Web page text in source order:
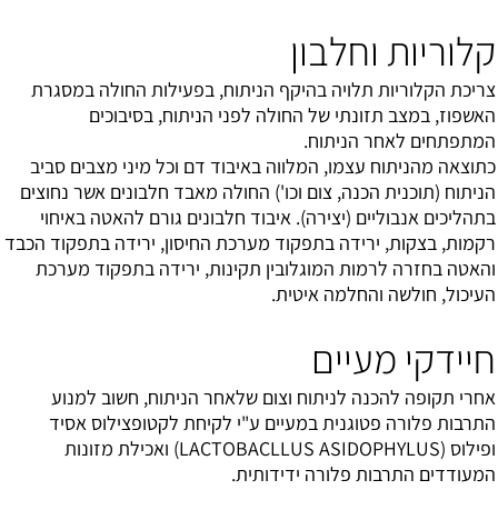
קלוריות וחלבון
צריכת הקלוריות תלויה בהיקף הניתוח, בפעילות החולה במסגרת
האשפוז, במצב תזונתי של החולה לפני הניתוח, בסיבוכים
המתפתחים לאחר הניתוח.
כתוצאה מהניתוח עצמו, המלווה באיבוד דם וכל מיני מצבים סביב
הניתוח (תוכנית הכנה, צום וכו') החולה מאבד חלבונים אשר נחוצים
בתהליכים אנבוליים (יצירה). איבוד חלבונים גורם להאטה באיחוי
רקמות, בצקות, ירידה בתפקוד מערכת החיסון, ירידה בתפקוד הכבד
והאטה בחזרה לרמות המוגלובין תקינות, ירידה בתפקוד מערכת
העיכול, חולשה והחלמה איטית.
חיידקי מעיים
אחרי תקופה להכנה לניתוח וצום שלאחר הניתוח, חשוב למנוע
התרבות פלורה פטוגנית במעיים ע"י לקיחת לקטופצילוס אסיד
ופילוס (LACTOBACLLUS ASIDOPHYLUS) ואכילת מזונות
המעודדים התרבות פלורה ידידותית.